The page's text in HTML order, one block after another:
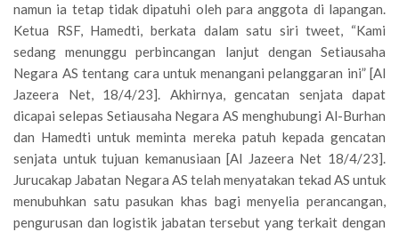
namun ia tetap tidak dipatuhi oleh para anggota di lapangan.
Ketua RSF, Hamedti, berkata dalam satu siri tweet, “Kami
sedang menunggu perbincangan lanjut dengan Setiausaha
Negara AS tentang cara untuk menangani pelanggaran ini” [Al
Jazeera Net, 18/4/23]. Akhirnya, gencatan senjata dapat
dicapai selepas Setiausaha Negara AS menghubungi Al-Burhan
dan Hamedti untuk meminta mereka patuh kepada gencatan
senjata untuk tujuan kemanusiaan [Al Jazeera Net 18/4/23].
Jurucakap Jabatan Negara AS telah menyatakan tekad AS untuk
menubuhkan satu pasukan khas bagi menyelia perancangan,
pengurusan dan logistik jabatan tersebut yang terkait dengan